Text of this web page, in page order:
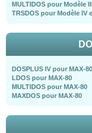
MULTIDOS pour Modèle III
TRSDOS pour Modèle IV
DOSPLUS IV pour MAX-80
LDOS pour MAX-80
MULTIDOS pour MAX-80
MAXDOS pour MAX-80